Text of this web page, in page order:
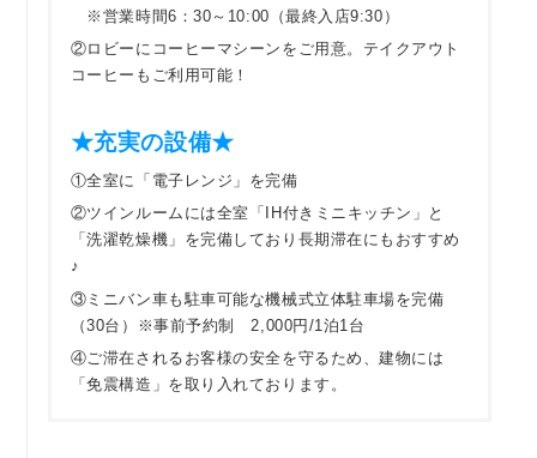
※営業時間6：30～10:00（最終入店9:30）
②ロビーにコーヒーマシーンをご用意。テイクアウト
コーヒーもご利用可能！
★充実の設備★
①全室に「電子レンジ」を完備
②ツインルームには全室「IH付きミニキッチン」と
「洗濯乾燥機」を完備しており長期滞在にもおすすめ
♪
③ミニバン車も駐車可能な機械式立体駐車場を完備
（30台）※事前予約制 2,000円/1泊1台
④ご滞在されるお客様の安全を守るため、建物には
「免震構造」を取り入れております。